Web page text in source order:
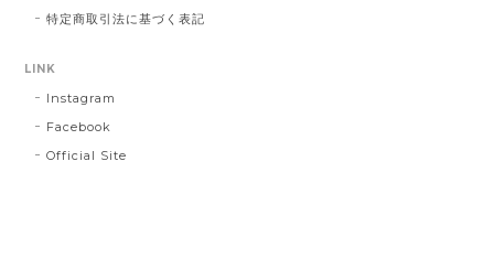
特定商取引法に基づく表記
LINK
Instagram
Facebook
Official Site